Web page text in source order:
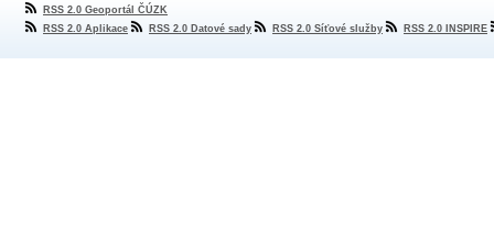
RSS 2.0 Geoportál ČÚZK
RSS 2.0 Aplikace
RSS 2.0 Datové sady RSS 2.0 Síťové služby RSS 2.0 INSPIRE